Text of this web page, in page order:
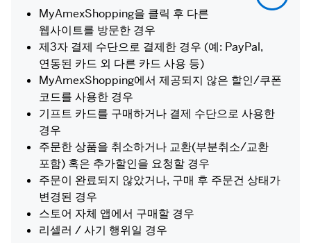
MyAmexShopping을 클릭 후 다른
웹사이트를 방문한 경우
제3자 결제 수단으로 결제한 경우 (예: PayPal,
연동된 카드 외 다른 카드 사용 등)
MyAmexShopping에서 제공되지 않은 할인/쿠폰
코드를 사용한 경우
기프트 카드를 구매하거나 결제 수단으로 사용한
경우
주문한 상품을 취소하거나 교환(부분취소/교환
포함) 혹은 추가할인을 요청할 경우
주문이 완료되지 않았거나, 구매 후 주문건 상태가
변경된 경우
스토어 자체 앱에서 구매할 경우
리셀러 / 사기 행위일 경우